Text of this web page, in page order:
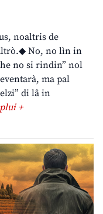
noaltris de
No, no lìn in
no si rindin” nol
ma pal
di lâ in
+